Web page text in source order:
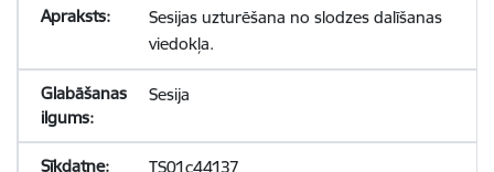
Sesijas uzturēšana no slodzes dalīšanas
viedokļa.
Sesija
TS01c44137